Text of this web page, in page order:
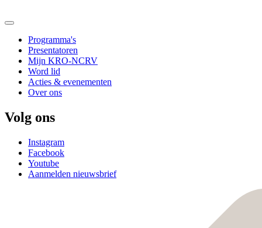
Programma's
Presentatoren
Mijn KRO-NCRV
Word lid
Acties & evenementen
Over ons
Volg ons
Instagram
Facebook
Youtube
Aanmelden nieuwsbrief